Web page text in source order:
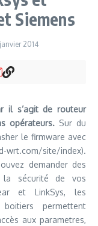
Siemens
2014
il s’agit de routeur
opérateurs.Sur du
le firmware avec
site/index).
demander des
la sécurité de vos
et LinkSys, les
permettent
aux parametres,